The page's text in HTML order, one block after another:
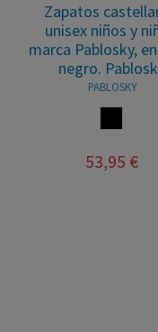
Zapatos
unisex niños y
marca Pablosky,
negro.
PABLOSKY
53,95 €